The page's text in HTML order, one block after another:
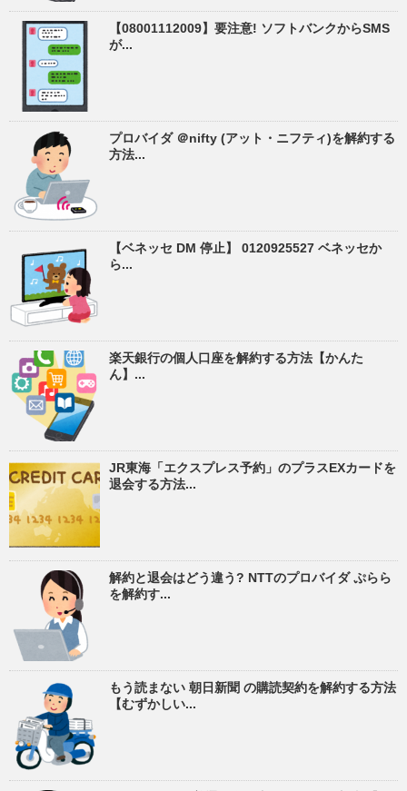
【08001112009】要注意! ソフトバンクからSMS
が...
プロバイダ ＠nifty (アット・ニフティ)を解約する
方法...
【ベネッセ DM 停止】 0120925527 ベネッセか
ら...
楽天銀行の個人口座を解約する方法【かんた
ん】...
JR東海「エクスプレス予約」のプラスEXカードを
退会する方法...
解約と退会はどう違う? NTTのプロバイダ ぷらら
を解約す...
もう読まない 朝日新聞 の購読契約を解約する方法
【むずかしい...